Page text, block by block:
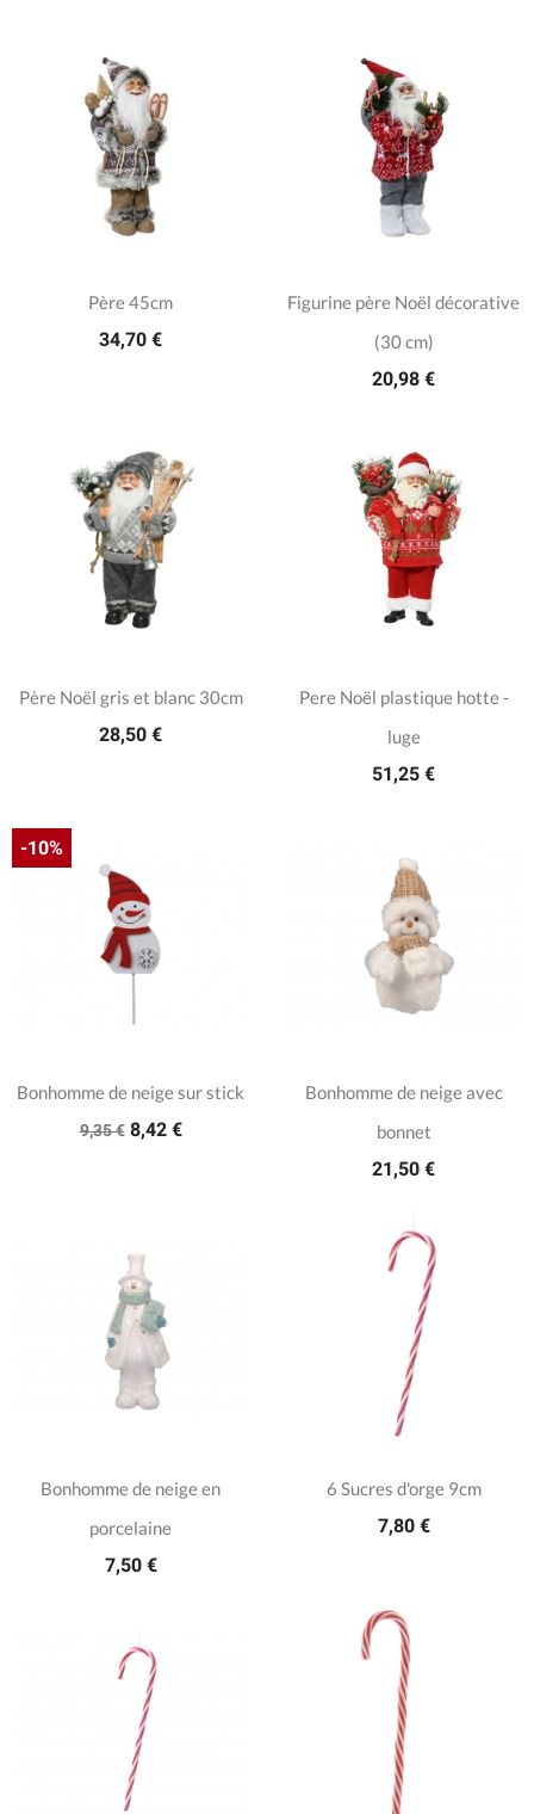
Père 45cm
34,70 €
Figurine père Noël décorative
(30 cm)
20,98 €
Père Noël gris et blanc 30cm
28,50 €
Pere Noël plastique hotte -
luge
51,25 €
Bonhomme de neige sur stick
9,35 € 8,42 €
-10%
Bonhomme de neige avec
bonnet
21,50 €
Bonhomme de neige en
porcelaine
7,50 €
6 Sucres d'orge 9cm
7,80 €